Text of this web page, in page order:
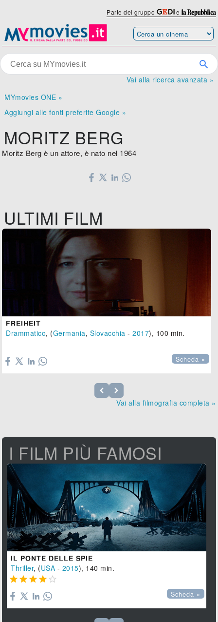
Parte del gruppo e
Vai alla ricerca avanzata »
MYmovies ONE »
Aggiungi alle fonti preferite Google »
MORITZ BERG
Moritz Berg è un attore, è nato nel 1964
ULTIMI FILM
FREIHEIT
Drammatico, (Germania, Slovacchia -2017), 100 min.
Scheda »
Vai alla filmografia completa »
I FILM PIÙ FAMOSI
IL PONTE DELLE SPIE
Thriller, (USA - 2015), 140 min.
    
Scheda »